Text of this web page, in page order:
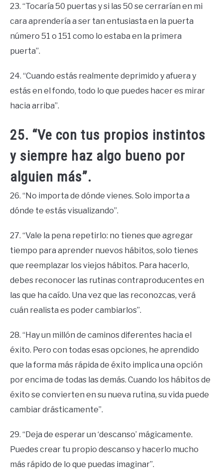
23. “Tocaría 50 puertas y si las 50 se cerrarían en mi
cara aprendería a ser tan entusiasta en la puerta
número 51 o 151 como lo estaba en la primera
puerta”.
24. “Cuando estás realmente deprimido y afuera y
estás en el fondo, todo lo que puedes hacer es mirar
hacia arriba”.
25. “Ve con tus propios instintos
y siempre haz algo bueno por
alguien más”.
26. “No importa de dónde vienes. Solo importa a
dónde te estás visualizando”.
27. “Vale la pena repetirlo: no tienes que agregar
tiempo para aprender nuevos hábitos, solo tienes
que reemplazar los viejos hábitos. Para hacerlo,
debes reconocer las rutinas contraproducentes en
las que ha caído. Una vez que las reconozcas, verá
cuán realista es poder cambiarlos”.
28. “Hay un millón de caminos diferentes hacia el
éxito. Pero con todas esas opciones, he aprendido
que la forma más rápida de éxito implica una opción
por encima de todas las demás. Cuando los hábitos de
éxito se convierten en su nueva rutina, su vida puede
cambiar drásticamente”.
29. “Deja de esperar un ‘descanso’ mágicamente.
Puedes crear tu propio descanso y hacerlo mucho
más rápido de lo que puedas imaginar”.